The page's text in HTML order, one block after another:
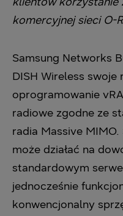
komercyjnej sieci O-
Samsung Networks
DISH Wireless swoje
oprogramowanie
radiowe zgodne ze
radia Massive
może działać na
standardowym
jednocześnie
konwencjonalny